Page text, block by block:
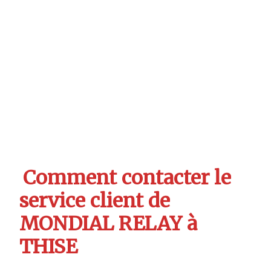
Comment contacter le
service client de
MONDIAL RELAY à
THISE